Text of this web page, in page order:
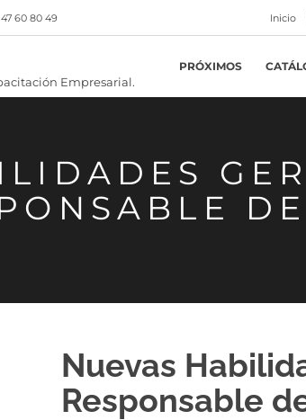
60 80 49 Inicio
PRÓXIMOS
Nuevas
Responsable